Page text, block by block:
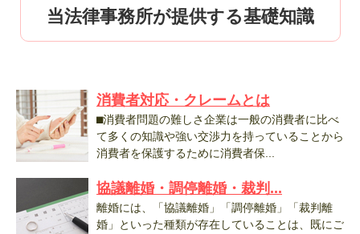
当法律事務所が提供する基礎知識
消費者対応・クレームとは
⬛︎消費者問題の難しさ企業は一般の消費者に比べ
て多くの知識や強い交渉力を持っていることから
消費者を保護するために消費者保...
協議離婚・調停離婚・裁判...
離婚には、「協議離婚」「調停離婚」「裁判離
婚」といった種類が存在していることは、既にご